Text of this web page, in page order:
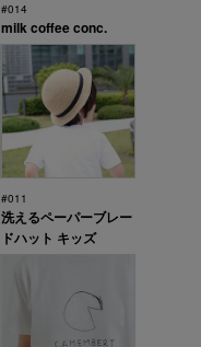
#014
milk coffee conc.
#011
洗えるペーパーブレー
ドハット キッズ